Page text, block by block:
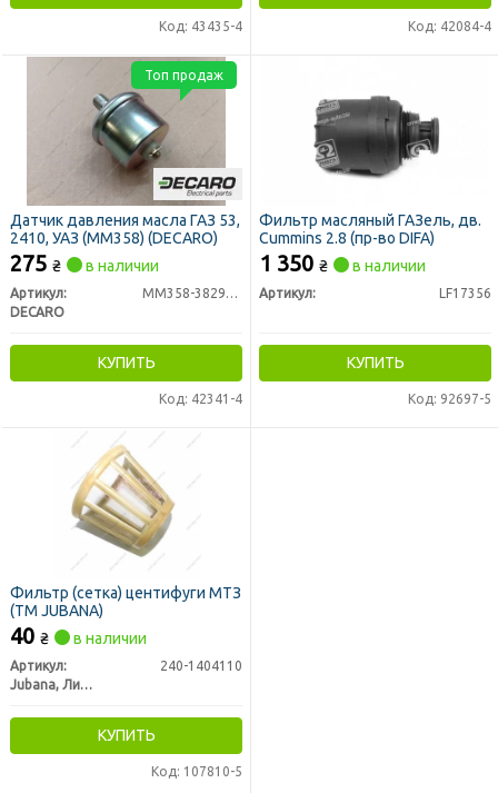
Код: 43435-4 Код: 42084-4
Датчик давления масла ГАЗ 53,
2410, УАЗ (ММ358) (DECARO)
275 ₴ в наличии
Артикул:
ММ358-3829010
DECARO
КУПИТЬ
Код: 42341-4
Топ продаж
Фильтр масляный ГАЗель, дв.
Cummins 2.8 (пр-во DIFA)
1 350 ₴ в наличии
Артикул: LF17356
КУПИТЬ
Код: 92697-5
Фильтр (сетка) центифуги МТЗ
(ТМ JUBANA)
40 ₴ в наличии
Артикул:
240-1404110
Jubana, Литва
КУПИТЬ
Код: 107810-5